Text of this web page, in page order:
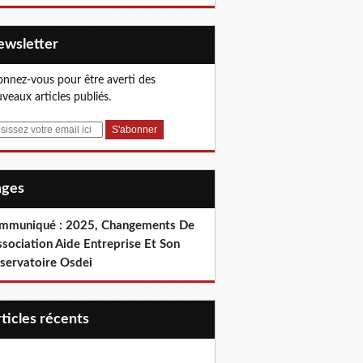
vous pour être averti des
articles publiés.
: 2025, Changements De
Aide Entreprise Et Son
Osdei
récents